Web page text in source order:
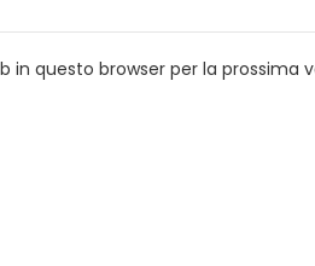
in questo browser per la prossima